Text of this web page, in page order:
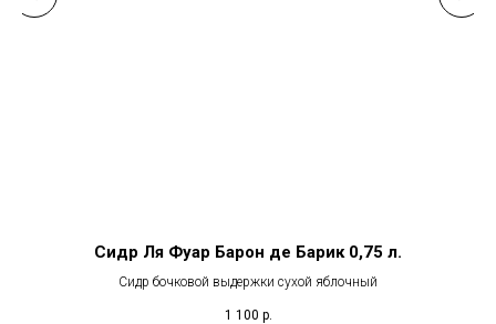
Сидр Ля Фуар Барон де Барик 0,75 л.
Сидр бочковой выдержки сухой яблочный
1 100 р.